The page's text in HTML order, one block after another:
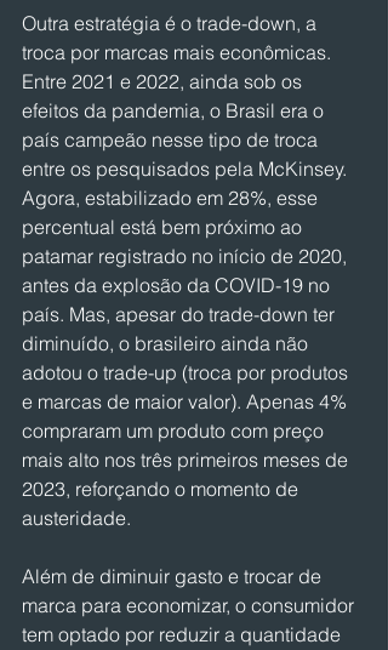
Outra estratégia é o trade-down, a
troca por marcas mais econômicas.
Entre 2021 e 2022, ainda sob os
efeitos da pandemia, o Brasil era o
país campeão nesse tipo de troca
entre os pesquisados pela McKinsey.
Agora, estabilizado em 28%, esse
percentual está bem próximo ao
patamar registrado no início de 2020,
antes da explosão da COVID-19 no
país. Mas, apesar do trade-down ter
diminuído, o brasileiro ainda não
adotou o trade-up (troca por produtos
e marcas de maior valor). Apenas 4%
compraram um produto com preço
mais alto nos três primeiros meses de
2023, reforçando o momento de
austeridade.
Além de diminuir gasto e trocar de
marca para economizar, o consumidor
tem optado por reduzir a quantidade